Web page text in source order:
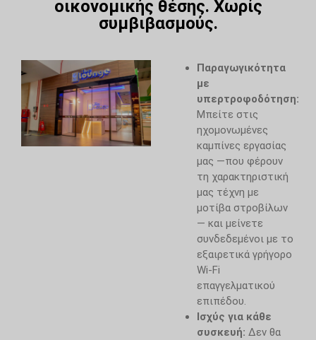
ενέργεια με τοπικές γεύσεις και
ξεφύγετε από την καθημερινή
φασαρία.
Το σαλόνι μας
οικονομικής θέσης. Χωρίς
συμβιβασμούς.
Παραγωγικότητα
με
υπερτροφοδότηση:
Μπείτε στις
ηχομονωμένες
καμπίνες εργασίας
μας —που φέρουν
τη χαρακτηριστική
μας τέχνη με
μοτίβα στροβίλων
— και μείνετε
συνδεδεμένοι με το
εξαιρετικά γρήγορο
Wi-Fi
επαγγελματικού
επιπέδου.
Ισχύς για κάθε
συσκευή: Δεν θα